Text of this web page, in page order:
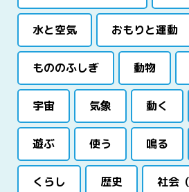
水と空気 おもりと運動
もののふしぎ 動物
宇宙 気象 動く
遊ぶ 使う 鳴る
くらし 歴史 社会